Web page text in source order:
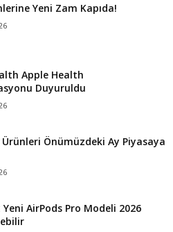
Yeni Zam Kapıda!
Apple Health
Duyuruldu
Ürünleri Önümüzdeki Ay Piyasaya
Yeni AirPods Pro Modeli 2026